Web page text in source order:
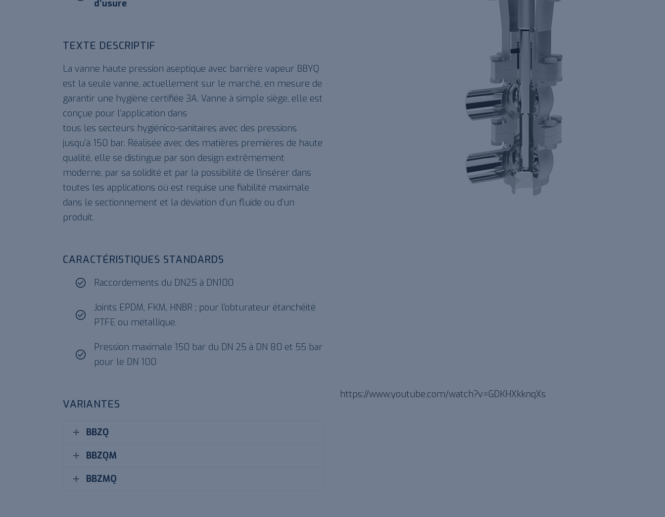
d’usure
TEXTE DESCRIPTIF
La vanne haute pression aseptique avec barrière vapeur BBYQ
est la seule vanne, actuellement sur le marché, en mesure de
garantir une hygiène certifiée 3A. Vanne à simple siège, elle est
conçue pour l’application dans
tous les secteurs hygiénico-sanitaires avec des pressions
jusqu’à 150 bar. Réalisée avec des matières premières de haute
qualité, elle se distingue par son design extrêmement
moderne, par sa solidité et par la possibilité de l’insérer dans
toutes les applications où est requise une fiabilité maximale
dans le sectionnement et la déviation d’un fluide ou d’un
produit.
CARACTÉRISTIQUES STANDARDS
Raccordements du DN25 à DN100
Joints EPDM, FKM, HNBR ; pour l’obturateur étanchéité
PTFE ou métallique.
Pression maximale 150 bar du DN 25 à DN 80 et 55 bar
pour le DN 100
VARIANTES
BBZQ
BBZQM
BBZMQ
https://www.youtube.com/watch?v=GDKHXkknqXs